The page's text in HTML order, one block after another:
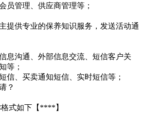
员管理、供应商管理等；
提供专业的保养知识服务，发送活动通
息沟通、外部信息交流、短信客户关
等；
信、买卖通知短信、实时短信等；
？
式如下【****】